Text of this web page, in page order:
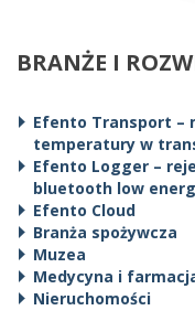
BRANŻE I
Efento Transport –
temperatury w
Efento Logger –
bluetooth low
Efento Cloud
Branża spożywcza
Muzea
Medycyna i
Nieruchomości